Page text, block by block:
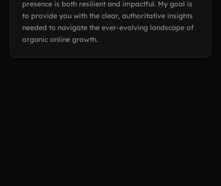
presence is both resilient and impactful. My goal is
to provide you with the clear, authoritative insights
needed to navigate the ever-evolving landscape of
organic online growth.